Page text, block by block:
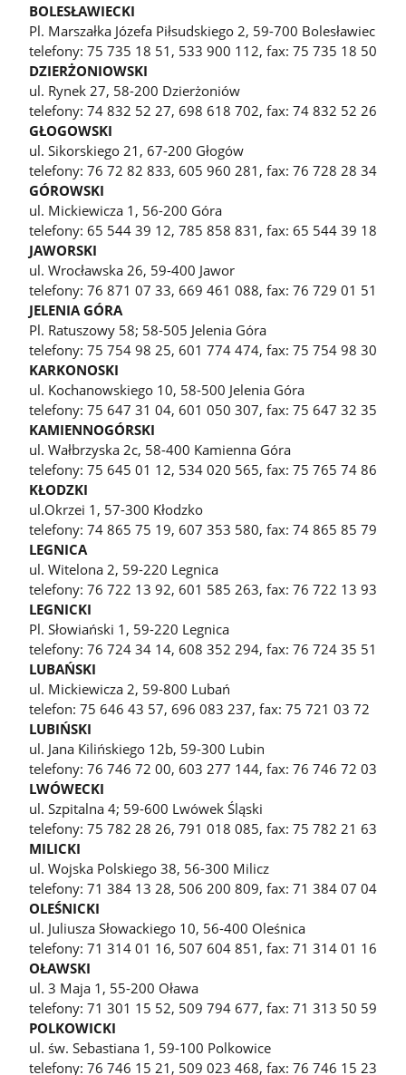
BOLESŁAWIECKI
Pl. Marszałka Józefa Piłsudskiego 2, 59-700 Bolesławiec
telefony: 75 735 18 51, 533 900 112, fax: 75 735 18 50
DZIERŻONIOWSKI
ul. Rynek 27, 58-200 Dzierżoniów
telefony: 74 832 52 27, 698 618 702, fax: 74 832 52 26
GŁOGOWSKI
ul. Sikorskiego 21, 67-200 Głogów
telefony: 76 72 82 833, 605 960 281, fax: 76 728 28 34
GÓROWSKI
ul. Mickiewicza 1, 56-200 Góra
telefony: 65 544 39 12, 785 858 831, fax: 65 544 39 18
JAWORSKI
ul. Wrocławska 26, 59-400 Jawor
telefony: 76 871 07 33, 669 461 088, fax: 76 729 01 51
JELENIA GÓRA
Pl. Ratuszowy 58; 58-505 Jelenia Góra
telefony: 75 754 98 25, 601 774 474, fax: 75 754 98 30
KARKONOSKI
ul. Kochanowskiego 10, 58-500 Jelenia Góra
telefony: 75 647 31 04, 601 050 307, fax: 75 647 32 35
KAMIENNOGÓRSKI
ul. Wałbrzyska 2c, 58-400 Kamienna Góra
telefony: 75 645 01 12, 534 020 565, fax: 75 765 74 86
KŁODZKI
ul.Okrzei 1, 57-300 Kłodzko
telefony: 74 865 75 19, 607 353 580, fax: 74 865 85 79
LEGNICA
ul. Witelona 2, 59-220 Legnica
telefony: 76 722 13 92, 601 585 263, fax: 76 722 13 93
LEGNICKI
Pl. Słowiański 1, 59-220 Legnica
telefony: 76 724 34 14, 608 352 294, fax: 76 724 35 51
LUBAŃSKI
ul. Mickiewicza 2, 59-800 Lubań
telefon: 75 646 43 57, 696 083 237, fax: 75 721 03 72
LUBIŃSKI
ul. Jana Kilińskiego 12b, 59-300 Lubin
telefony: 76 746 72 00, 603 277 144, fax: 76 746 72 03
LWÓWECKI
ul. Szpitalna 4; 59-600 Lwówek Śląski
telefony: 75 782 28 26, 791 018 085, fax: 75 782 21 63
MILICKI
ul. Wojska Polskiego 38, 56-300 Milicz
telefony: 71 384 13 28, 506 200 809, fax: 71 384 07 04
OLEŚNICKI
ul. Juliusza Słowackiego 10, 56-400 Oleśnica
telefony: 71 314 01 16, 507 604 851, fax: 71 314 01 16
OŁAWSKI
ul. 3 Maja 1, 55-200 Oława
telefony: 71 301 15 52, 509 794 677, fax: 71 313 50 59
POLKOWICKI
ul. św. Sebastiana 1, 59-100 Polkowice
telefony: 76 746 15 21, 509 023 468, fax: 76 746 15 23